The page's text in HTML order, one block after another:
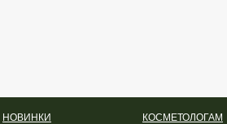
НОВИНКИ КОСМЕТОЛОГАМ